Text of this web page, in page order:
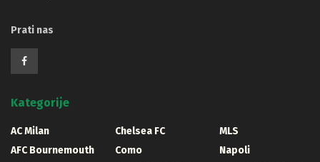
Prati nas
Kategorije
AC Milan
AFC Bournemouth
Chelsea FC
Como
MLS
Napoli